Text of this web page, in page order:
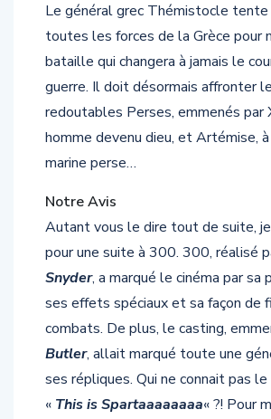
Le général grec Thémistocle
toutes les forces de la Grèce pour
bataille qui changera à jamais le
guerre. Il doit désormais affronter
redoutables Perses, emmenés par
homme devenu dieu, et Artémise,
marine perse…
Notre Avis
Autant vous le dire tout de suite, je
pour une suite à 300. 300, réalisé
Snyder, a marqué le cinéma par sa
ses effets spéciaux et sa façon de
combats. De plus, le casting,
Butler, allait marqué toute une
ses répliques. Qui ne connait pas
« This is Spartaaaaaaaa« ?! Pour